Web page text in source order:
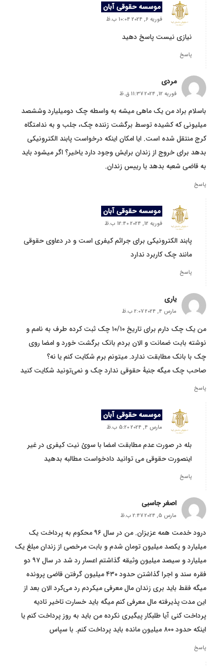
موسسه حقوقی آبان
فوریه 6, 2024 10:04 ب.ظ
نیازی نیست پاسخ دهید
پاسخ
مردی
فوریه 12, 2024 11:37 ق.ظ
باسلام براد من یک ماهی میشه به واسطه چک دومیلیارد وششصد
میلیونی که کشیده توسط برگشت زننده چک، جلب و به ندامتگاه
کرج منتقل شده است. ایا امکان اینکه درخواست پابند الکترونیکی
بدهد برای خروج از زندان برایش وجود دارد یاخیر؟ اگر میشود باید
به قاضی شعبه بدهد یا رییس زندان.
پاسخ
موسسه حقوقی آبان
فوریه 12, 2024 12:40 ب.ظ
پابند الکترونیکی برای جرائم کیفری است و در دعاوی حقوقی
مانند چک کاربرد ندارد
پاسخ
یاری
مارس 4, 2024 2:07 ب.ظ
من یک چک دارم برای تاریخ ۱۰/۱۰ چک ثبت کرده طرف به نامم و
نوشته بابت ضمانت و الان بردم بانک برگشت خورد و امضا روی
چک با بانک مطابقت ندارد. میتونم برم شکایت کنم یا نه؟
صاحب چک میگه جنبهٔ حقوقی ندارد چک و نمی‌تونید شکایت کنید
پاسخ
موسسه حقوقی آبان
مارس 4, 2024 5:20 ب.ظ
بله در صورت عدم مطابقت امضا با سوئ نیت کیفری در غیر
اینصورت حقوقی می توانید دادخواست مطالبه بدهید
پاسخ
اصغر جاسبی
مارس 5, 2024 2:47 ب.ظ
درود خدمت همه عزیزان. من در سال ۹۶ محکوم به پرداخت یک
میلیارد و یکصد میلیون تومان شدم و بابت مرخصی از زندان مبلغ یک
میلیارد و سیصد میلیون وثیقه گذاشتم اعسار رد شد در سال ۹۷ دو
فقره سند و اجرا گذاشتن حدود ۴۳۰ میلیون گرفتن قاضی پرونده
میگه فقط باید بری زندان مال معرفی میکردم رد می‌کرد الان بعد از
این مدت پذیرفته مال معرفی کنم میگه باید خسارت تاخیر تادیه
پرداخت کنی آیا طلبکار پیگیری نکرده من باید به روز پرداخت کنم یا
اینکه حدود ۸۰۰ میلیون مانده باید پرداخت کنم. با سپاس
پاسخ